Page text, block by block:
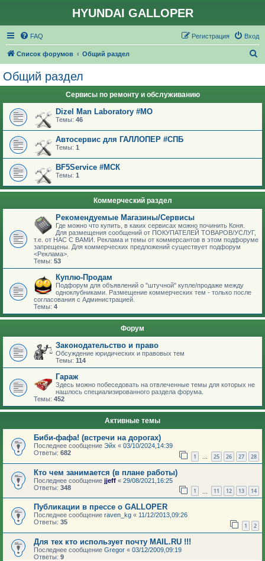
HYUNDAI GALLOPER
FAQ Вход
Регистрация
Список форумов Общий раздел
Общий раздел
Сервисы по ремонту и обслуживанию
Dizel Man Laboratory #МО
Темы: 46
Автосервис для ГАЛЛОПЕР #СПБ
Темы: 1
BF5Service #МСК
Темы: 1
Коммерческий раздел
Рекомендуемые Магазины/Сервисы
Где можно что купить, в каких сервисах можно починить Коня.
Для размещения сообщений от ПОКУПАТЕЛЕЙ ТОВАРОВ/УСЛУГ,
т.е. от НАС С ВАМИ. Реклама и темы от коммерсантов в этом подфоруме
запрещены. Для коммерческих предложений существует подфорум
<Реклама>.
Темы: 53
Куплю-Продам
Подфорум для объявлений о "штучной" купле/продаже между
одноклубниками. Размещение коммерческих тем - только после
согласования с Администрацией.
Темы: 4
Форум
Законодательство и право
Обсуждение юридических и правовых тем
Темы: 114
Гараж
Здесь можно побеседовать на отвлеченные темы для которых не
нашлось специализированного раздела форума.
Темы: 452
Активные темы
Биби-фафа! (встречи на дорогах)
Последнее сообщение Эйх « 03/10/2024,14:39
Ответы: 682 1 … 25 26 27 28
Кто чем занимается (в плане работы)
Последнее сообщение jjeff « 29/08/2021,16:25
Ответы: 348 1 11 12 13 14
Публикации в прессе о GALLOPER
Последнее сообщение raven_kg « 11/12/2013,09:26
Ответы: 35 1 2
Для тех кто использует почту MAIL.RU !!!
Последнее сообщение Gregor « 03/12/2009,09:19
Ответы: 9